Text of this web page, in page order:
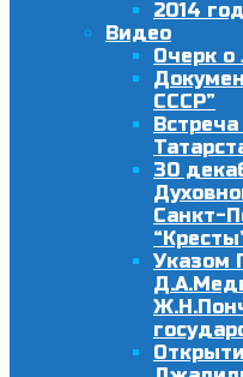
2014 год
Видео
Очерк о
СССР”
30
Санкт-
Указом